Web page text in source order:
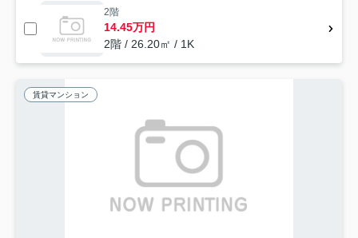
2階
14.45万円
2階 / 26.20㎡ / 1K
賃貸マンション